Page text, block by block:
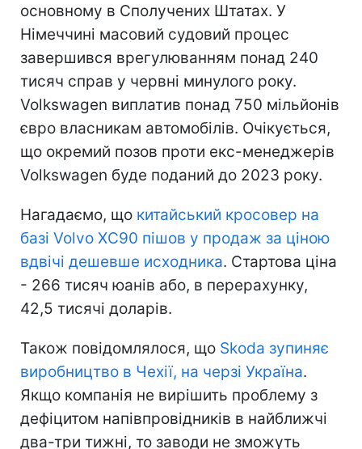
основному в Сполучених Штатах. У
Німеччині масовий судовий процес
завершився врегулюванням понад 240
тисяч справ у червні минулого року.
Volkswagen виплатив понад 750 мільйонів
євро власникам автомобілів. Очікується,
що окремий позов проти екс-менеджерів
Volkswagen буде поданий до 2023 року.
Нагадаємо, що китайський кросовер на
базі Volvo XC90 пішов у продаж за ціною
вдвічі дешевше исходника. Стартова ціна
- 266 тисяч юанів або, в перерахунку,
42,5 тисячі доларів.
Також повідомлялося, що Skoda зупиняє
виробництво в Чехії, на черзі Україна.
Якщо компанія не вирішить проблему з
дефіцитом напівпровідників в найближчі
два-три тижні, то заводи не зможуть